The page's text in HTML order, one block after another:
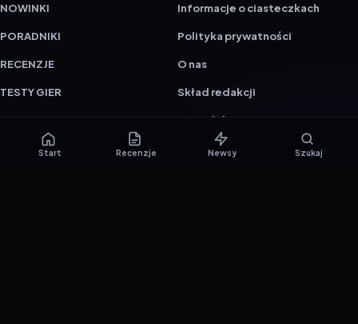
NOWINKI
PORADNIKI
RECENZJE
TESTY GIER
Informacje o ciasteczkach
Polityka prywatności
O nas
Skład redakcji
Metodologia
Polityka redakcyjna
Start Recenzje Newsy Szukaj